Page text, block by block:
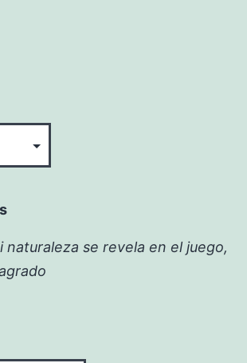
naturaleza se revela en el juego,